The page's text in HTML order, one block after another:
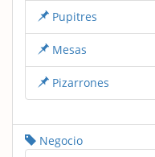
Pupitres
Mesas
Pizarrones
Negocio